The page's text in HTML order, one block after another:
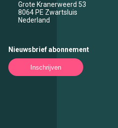
Grote Kranerweerd 53
8064 PE Zwartsluis
Nederland
Nieuwsbrief abonnement
Inschrijven